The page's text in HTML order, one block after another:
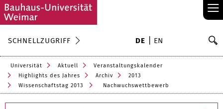
≡
SCHNELLZUGRIFF DE EN
Universität Aktuell
Veranstaltungskalender
Highlights des Jahres
Archiv
2013
Wissenschaftstag 2013
Nachwuchswettbewerb